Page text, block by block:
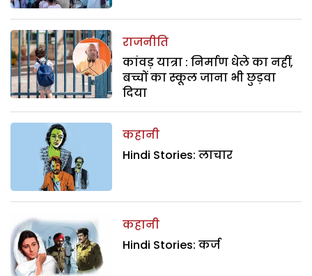
राजनीति
कांवड़ यात्रा : निर्माण धेले का नहीं,
बच्चों का स्कूल जाना भी छुड़वा
दिया
कहानी
Hindi Stories: लाचार
कहानी
Hindi Stories: कर्ज